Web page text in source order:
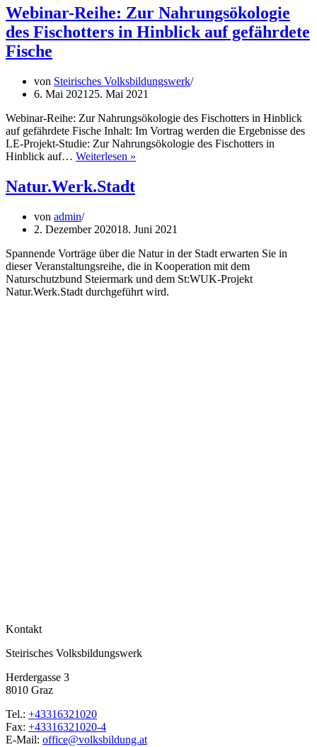
Zur
Nahrungsökologie
des
auf
gefährdete
Webinar-Reihe: Zur Nahrungsökologie
des Fischotters in Hinblick auf gefährdete
Fische
von Steirisches Volksbildungswerk
6. Mai 2021 25. Mai 2021
Webinar-Reihe: Zur Nahrungsökologie des Fischotters in Hinblick
auf gefährdete Fische Inhalt: Im Vortrag werden die Ergebnisse des
LE-Projekt-Studie: Zur Nahrungsökologie des Fischotters in
Hinblick auf… Weiterlesen »
in
auf
gefährdete
Fische
Natur.Werk.Stadt
von admin
2. Dezember 202018. Juni 2021
Spannende Vorträge über die Natur in der Stadt erwarten Sie in
dieser Veranstaltungsreihe, die in Kooperation mit dem
Naturschutzbund Steiermark und dem St:WUK-Projekt
Natur.Werk.Stadt durchgeführt wird.
Kontakt
Steirisches Volksbildungswerk
Herdergasse 3
8010 Graz
Tel.: +43316321020
Fax: +43316321020-4
E-Mail: office@volksbildung.at